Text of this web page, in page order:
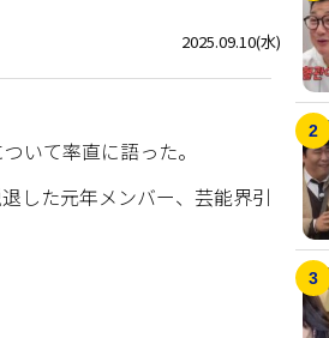
2025.09.10(水)
いて率直に語った。
した元年メンバー、芸能界引